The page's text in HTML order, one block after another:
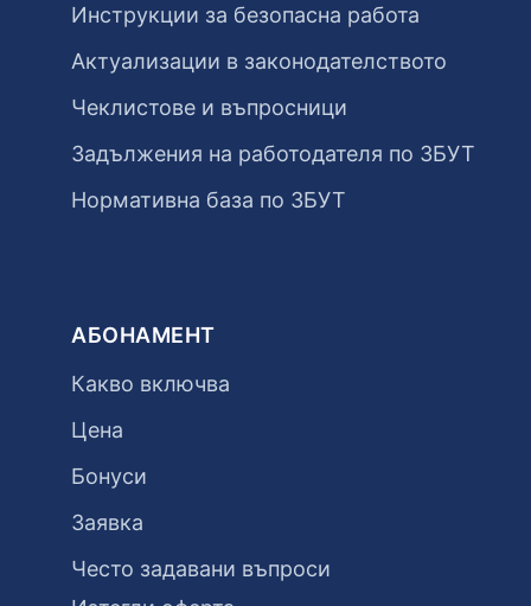
Инструкции за безопасна работа
Актуализации в законодателството
Чеклистове и въпросници
Задължения на работодателя по ЗБУТ
Нормативна база по ЗБУТ
АБОНАМЕНТ
Какво включва
Цена
Бонуси
Заявка
Често задавани въпроси